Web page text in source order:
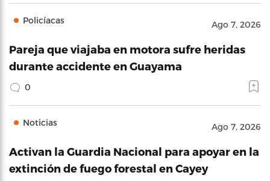
Policíacas Ago 7, 2026
Pareja que viajaba en motora sufre heridas
durante accidente en Guayama
0
Noticias Ago 7, 2026
Activan la Guardia Nacional para apoyar en la
extinción de fuego forestal en Cayey